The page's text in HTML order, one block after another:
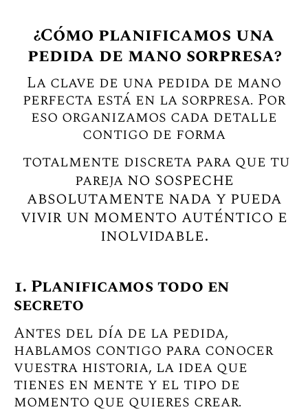
¿Cómo planificamos una
pedida de mano sorpresa?
La clave de una pedida de mano
perfecta está en la sorpresa. Por
eso organizamos cada detalle
contigo de forma
totalmente discreta para que tu
pareja no sospeche
absolutamente nada y pueda
vivir un momento auténtico e
inolvidable.
1. Planificamos todo en
secreto
Antes del día de la pedida,
hablamos contigo para conocer
vuestra historia, la idea que
tienes en mente y el tipo de
momento que quieres crear.